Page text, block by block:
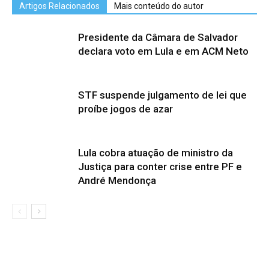
Artigos Relacionados Mais conteúdo do autor
Presidente da Câmara de Salvador
declara voto em Lula e em ACM Neto
STF suspende julgamento de lei que
proíbe jogos de azar
Lula cobra atuação de ministro da
Justiça para conter crise entre PF e
André Mendonça